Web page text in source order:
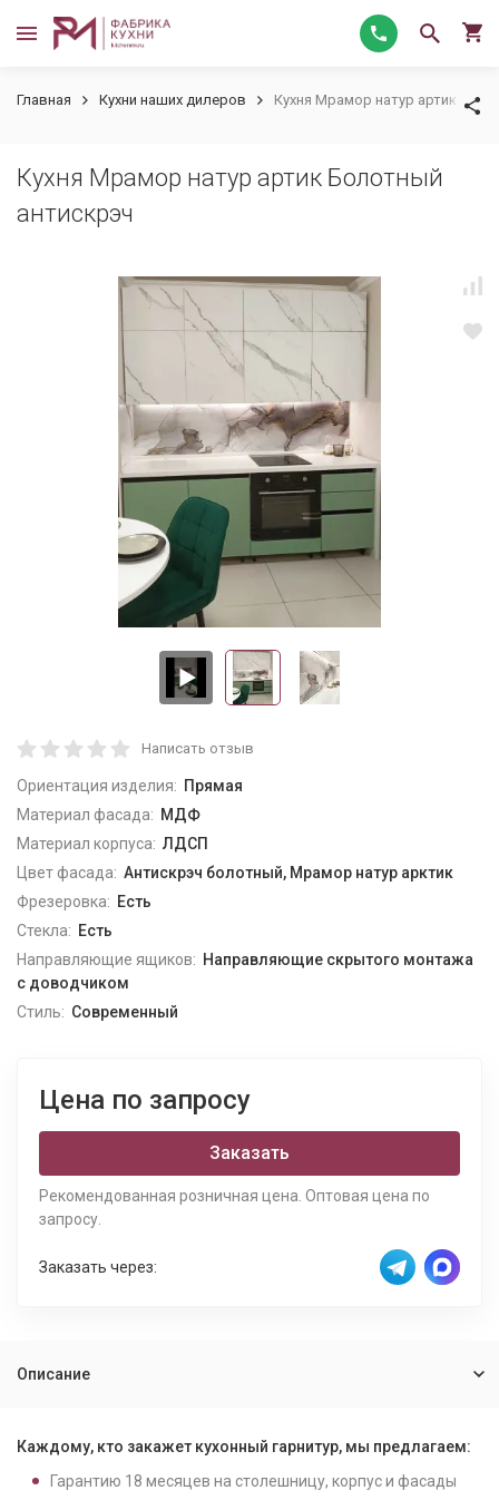
Главная Кухни наших дилеров Кухня Мрамор натур артик
Кухня Мрамор натур артик Болотный
антискрэч
Написать отзыв
Ориентация изделия: Прямая
Материал фасада: МДФ
Материал корпуса: ЛДСП
Цвет фасада: Антискрэч болотный, Мрамор натур арктик
Фрезеровка: Есть
Стекла: Есть
Направляющие ящиков: Направляющие скрытого монтажа
с доводчиком
Стиль: Современный
Цена по запросу
Заказать
Рекомендованная розничная цена. Оптовая цена по
запросу.
Заказать через:
Описание
Каждому, кто закажет кухонный гарнитур, мы предлагаем:
Гарантию 18 месяцев на столешницу, корпус и фасады